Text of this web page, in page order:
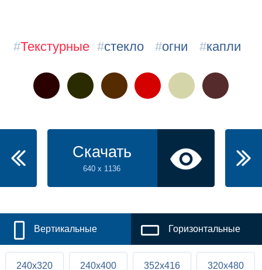
#Текстурные #стекло #огни #капли
Скачать
640 x 1136
Вертикальные Горизонтальные
240x320 240x400 352x416 320x480